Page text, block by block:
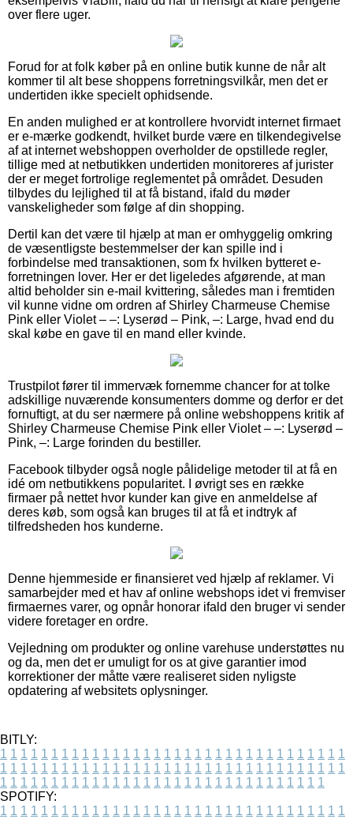
over flere uger.
Forud for at folk køber på en online butik kunne de når alt
kommer til alt bese shoppens forretningsvilkår, men det er
undertiden ikke specielt ophidsende.
En anden mulighed er at kontrollere hvorvidt internet firmaet
er e-mærke godkendt, hvilket burde være en tilkendegivelse
af at internet webshoppen overholder de opstillede regler,
tillige med at netbutikken undertiden monitoreres af jurister
der er meget fortrolige reglementet på området. Desuden
tilbydes du lejlighed til at få bistand, ifald du møder
vanskeligheder som følge af din shopping.
Dertil kan det være til hjælp at man er omhyggelig omkring
de væsentligste bestemmelser der kan spille ind i
forbindelse med transaktionen, som fx hvilken bytteret e-
forretningen lover. Her er det ligeledes afgørende, at man
altid beholder sin e-mail kvittering, således man i fremtiden
vil kunne vidne om ordren af Shirley Charmeuse Chemise
Pink eller Violet – –: Lyserød – Pink, –: Large, hvad end du
skal købe en gave til en mand eller kvinde.
Trustpilot fører til immervæk fornemme chancer for at tolke
adskillige nuværende konsumenters domme og derfor er det
fornuftigt, at du ser nærmere på online webshoppens kritik af
Shirley Charmeuse Chemise Pink eller Violet – –: Lyserød –
Pink, –: Large forinden du bestiller.
Facebook tilbyder også nogle pålidelige metoder til at få en
idé om netbutikkens popularitet. I øvrigt ses en række
firmaer på nettet hvor kunder kan give en anmeldelse af
deres køb, som også kan bruges til at få et indtryk af
tilfredsheden hos kunderne.
Denne hjemmeside er finansieret ved hjælp af reklamer. Vi
samarbejder med et hav af online webshops idet vi fremviser
firmaernes varer, og opnår honorar ifald den bruger vi sender
videre foretager en ordre.
Vejledning om produkter og online varehuse understøttes nu
og da, men det er umuligt for os at give garantier imod
korrektioner der måtte være realiseret siden nyligste
opdatering af websitets oplysninger.
BITLY:
1 1 1 1 1 1 1 1 1 1 1 1 1 1 1 1 1 1 1 1 1 1 1 1 1 1 1 1 1 1 1 1 1 1
1 1 1 1 1 1 1 1 1 1 1 1 1 1 1 1 1 1 1 1 1 1 1 1 1 1 1 1 1 1 1 1 1 1
1 1 1 1 1 1 1 1 1 1 1 1 1 1 1 1 1 1 1 1 1 1 1 1 1 1 1 1 1 1 1 1
SPOTIFY:
1 1 1 1 1 1 1 1 1 1 1 1 1 1 1 1 1 1 1 1 1 1 1 1 1 1 1 1 1 1 1 1 1 1